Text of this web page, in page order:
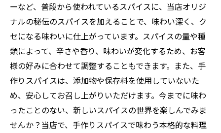
ーなど、普段から使われているスパイスに、当店オリジ
ナルの秘伝のスパイスを加えることで、味わい深く、ク
セになる味わいに仕上がっています。スパイスの量や種
類によって、辛さや香り、味わいが変化するため、お客
様の好みに合わせて調整することもできます。また、手
作りスパイスは、添加物や保存料を使用していないた
め、安心してお召し上がりいただけます。今までに味わ
ったことのない、新しいスパイスの世界を楽しんでみま
せんか？当店で、手作りスパイスで味わう本格的な料理